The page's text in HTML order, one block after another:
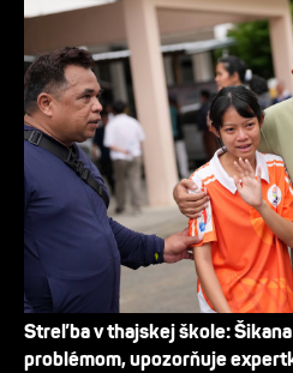
Streľba v thajskej škole:
problémom, upozorňuje